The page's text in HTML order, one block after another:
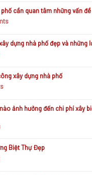
gói
Mỹ
cần quan tâm những vấn đề
dựng nhà phố đẹp và những
xây dựng nhà phố
ảnh hưởng đến chi phí xây
Biệt Thự Đẹp